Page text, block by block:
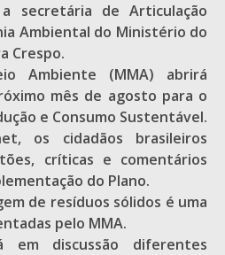
a secretária de Articulação
Ambiental do Ministério do
Crespo.
Ambiente (MMA) abrirá
mês de agosto para o
e Consumo Sustentável.
os cidadãos brasileiros
críticas e comentários
do Plano.
de resíduos sólidos é uma
pelo MMA.
em discussão diferentes